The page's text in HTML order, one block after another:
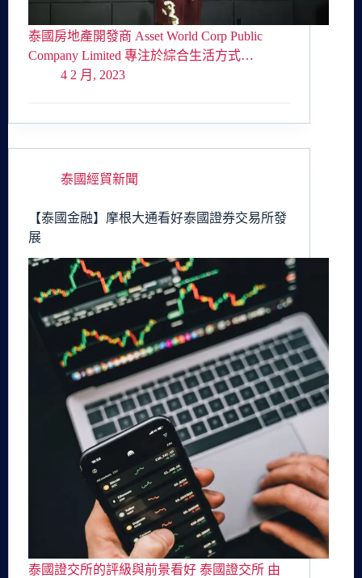
泰國房地產開發商 Asset World Corp Public
Company Limited 專注於綜合生活方式…
4 2 月, 2023
泰國經貿新聞
【泰國金融】摩根大通看好泰國證券交易所發
展
泰國證交所的評級與前景看好 泰國證交所 由